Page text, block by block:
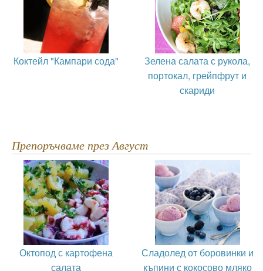
Коктейл "Кампари сода"
Зелена салата с рукола,
портокал, грейпфрут и
скариди
Препоръчваме през Август
Октопод с картофена
салата
Сладолед от боровинки и
къпини с кокосово мляко